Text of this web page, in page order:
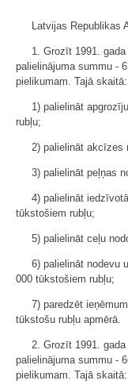
Latvijas Republikas
1. Grozīt 1991.
palielinājuma summu -
pielikumam. Tajā skaitā:
1) palielināt
rubļu;
2) palielināt akcīzes
3) palielināt peļņas
4) palielināt
tūkstošiem rubļu;
5) palielināt ceļu
6) palielināt nodevu
000 tūkstošiem rubļu;
7) paredzēt
tūkstošu rubļu apmērā.
2. Grozīt 1991.
palielinājuma summu -
pielikumam. Tajā skaitā: